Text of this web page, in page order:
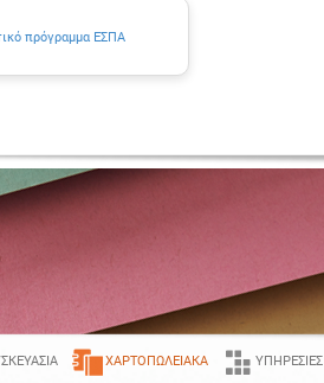
ΧΑΡΤΟΠΩΛΕΙΑΚΆ ΥΠΗΡΕΣΊΕΣ